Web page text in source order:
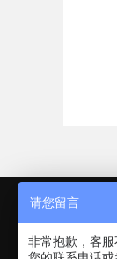
深圳 (总部)
请您留言
非常抱歉，客